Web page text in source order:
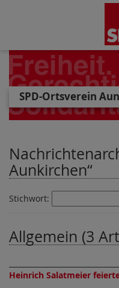
SPD-Ortsverein
Aunkirchen
Stichwort:
Allgemein (3
Heinrich Salatmeier